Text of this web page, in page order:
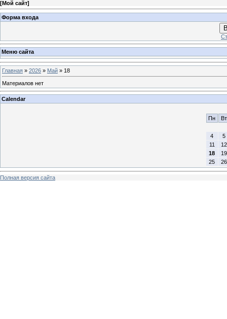
[Мой сайт]
Форма входа
Меню сайта
Главная » 2026 » Май » 18
Материалов нет
Calendar
Пн Вт
4
5
11
12
18
19
25
26
Полная версия сайта